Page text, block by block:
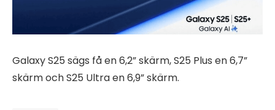
Galaxy S25 sägs få en 6,2” skärm, S25 Plus en 6,7”
skärm och S25 Ultra en 6,9” skärm.